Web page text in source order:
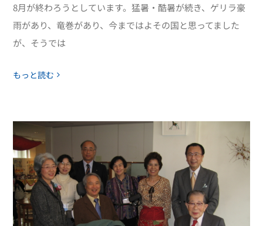
8月が終わろうとしています。猛暑・酷暑が続き、ゲリラ豪
雨があり、竜巻があり、今まではよその国と思ってました
が、そうでは
もっと読む